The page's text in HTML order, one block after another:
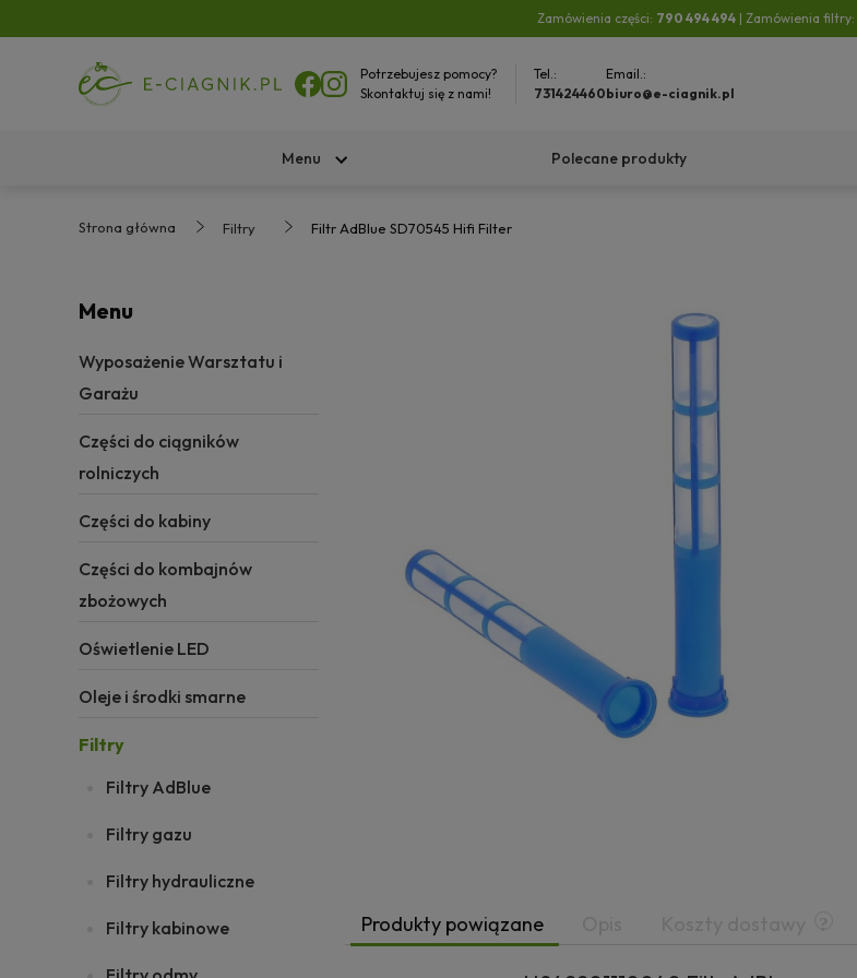
Zamówienia części: 790 494 494 | Zamówienia filtry:
Potrzebujesz pomocy?
Skontaktuj się z nami!
Tel.:
731424460
Email.:
biuro@e-ciagnik.pl
Menu Polecane produkty
Strona główna Filtry Filtr AdBlue SD70545 Hifi Filter
Menu
Wyposażenie Warsztatu i
Garażu
Części do ciągników
rolniczych
Części do kabiny
Części do kombajnów
zbożowych
Oświetlenie LED
Oleje i środki smarne
Filtry
Filtry AdBlue
Filtry gazu
Filtry hydrauliczne
Filtry kabinowe Produkty powiązane